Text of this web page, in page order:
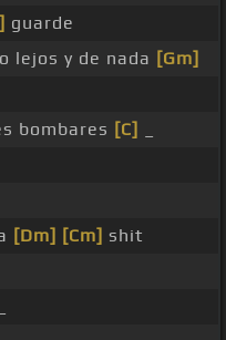
guarde
lejos y de nada [Gm]
bombares [C]
[Dm] [Cm] shit